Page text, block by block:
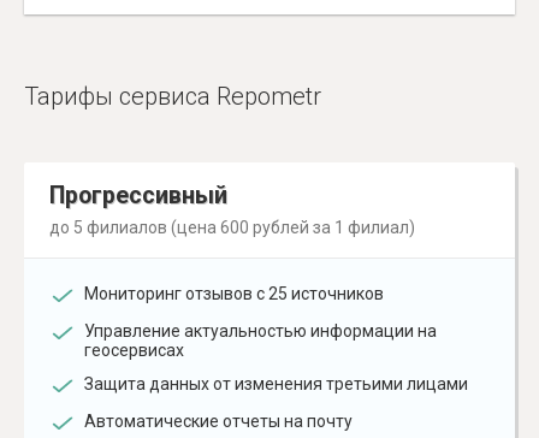
Тарифы сервиса Repometr
Прогрессивный
до 5 филиалов (цена 600 рублей за 1 филиал)
Мониторинг отзывов с 25 источников
Управление актуальностью информации на
геосервисах
Защита данных от изменения третьими лицами
Автоматические отчеты на почту